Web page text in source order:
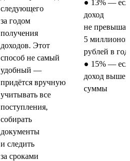
следующего
за годом
получения
доходов. Этот
способ не самый
удобный —
придётся вручную
учитывать все
поступления,
собирать
документы
и следить
за сроками
● 13% —
доход
не
5 миллионов
рублей в год
● 15% —
доход выше
суммы